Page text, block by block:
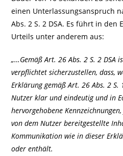
einen Unterlassungsanspruch
Abs. 2 S. 2 DSA. Es führt in
Urteils unter anderem aus:
„…Gemäß Art. 26 Abs. 2 S. 2 DSA
verpflichtet sicherzustellen, dass,
Erklärung gemäß Art. 26 Abs. 2 S.
Nutzer klar und eindeutig und in
hervorgehobene
von dem Nutzer bereitgestellte
Kommunikation wie in dieser
oder enthält.